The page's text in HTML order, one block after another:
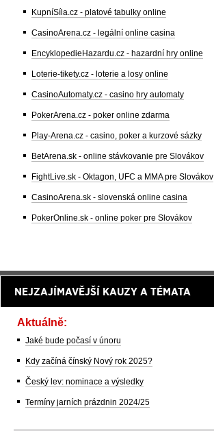
KupníSíla.cz - platové tabulky online
CasinoArena.cz - legální online casina
EncyklopedieHazardu.cz - hazardní hry online
Loterie-tikety.cz - loterie a losy online
CasinoAutomaty.cz - casino hry automaty
PokerArena.cz - poker online zdarma
Play-Arena.cz - casino, poker a kurzové sázky
BetArena.sk - online stávkovanie pre Slovákov
FightLive.sk - Oktagon, UFC a MMA pre Slovákov
CasinoArena.sk - slovenská online casina
PokerOnline.sk - online poker pre Slovákov
NEJZAJÍMAVĚJŠÍ KAUZY A TÉMATA
Aktuálně:
Jaké bude počasí v únoru
Kdy začíná čínský Nový rok 2025?
Český lev: nominace a výsledky
Termíny jarních prázdnin 2024/25